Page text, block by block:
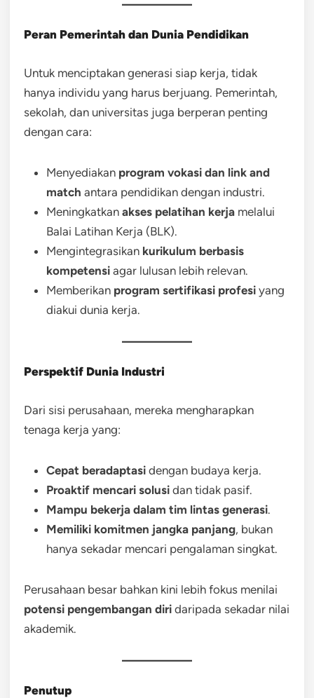
Peran Pemerintah dan Dunia Pendidikan
Untuk menciptakan generasi siap kerja, tidak
hanya individu yang harus berjuang. Pemerintah,
sekolah, dan universitas juga berperan penting
dengan cara:
Menyediakan program vokasi dan link and
match antara pendidikan dengan industri.
Meningkatkan akses pelatihan kerja melalui
Balai Latihan Kerja (BLK).
Mengintegrasikan kurikulum berbasis
kompetensi agar lulusan lebih relevan.
Memberikan program sertifikasi profesi yang
diakui dunia kerja.
Perspektif Dunia Industri
Dari sisi perusahaan, mereka mengharapkan
tenaga kerja yang:
Cepat beradaptasi dengan budaya kerja.
Proaktif mencari solusi dan tidak pasif.
Mampu bekerja dalam tim lintas generasi.
Memiliki komitmen jangka panjang, bukan
hanya sekadar mencari pengalaman singkat.
Perusahaan besar bahkan kini lebih fokus menilai
potensi pengembangan diri daripada sekadar nilai
akademik.
Penutup